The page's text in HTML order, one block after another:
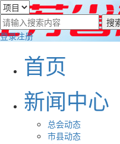
登录注册
首页
新闻中心
总会动态
市县动态